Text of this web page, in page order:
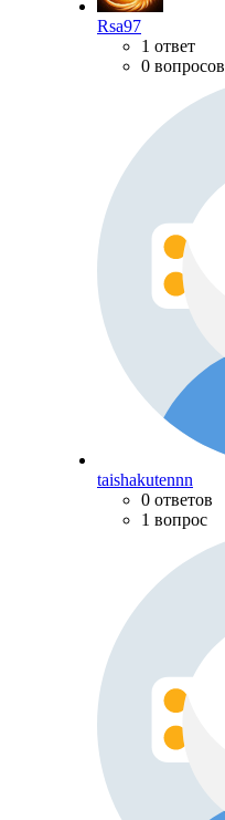
Rsa97
1 ответ
0 вопросов
taishakutennn
0 ответов
1 вопрос